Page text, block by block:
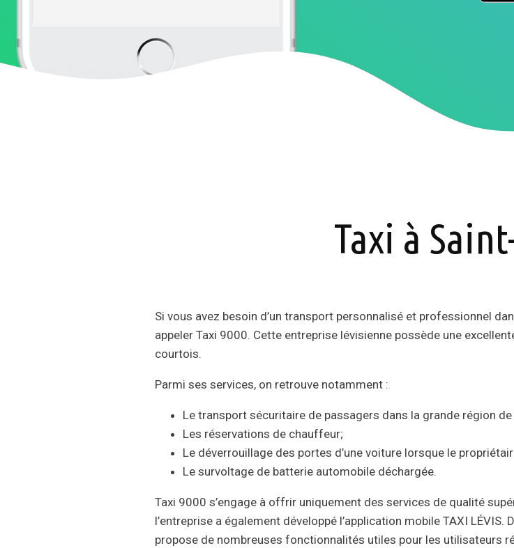
Taxi à
Si vous avez besoin d’un transport personnalisé et professionnel
appeler Taxi 9000. Cette entreprise lévisienne possède une
courtois.
Parmi ses services, on retrouve notamment :
Le transport sécuritaire de passagers dans la grande région de
Les réservations de chauffeur;
Le déverrouillage des portes d’une voiture lorsque le
Le survoltage de batterie automobile déchargée.
Taxi 9000 s’engage à offrir uniquement des services de qualité
l’entreprise a également développé l’application mobile TAXI
propose de nombreuses fonctionnalités utiles pour les utilisateurs